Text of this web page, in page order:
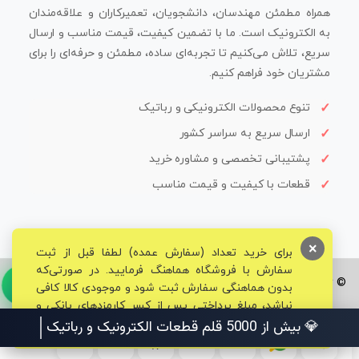
همراه مطمئن مهندسان، دانشجویان، تعمیرکاران و علاقه‌مندان
به الکترونیک است. ما با تضمین کیفیت، قیمت مناسب و ارسال
سریع، تلاش می‌کنیم تا تجربه‌ای ساده، مطمئن و حرفه‌ای را برای
مشتریان خود فراهم کنیم.
تنوع محصولات الکترونیکی و رباتیک
ارسال سریع به سراسر کشور
پشتیبانی تخصصی و مشاوره خرید
قطعات با کیفیت و قیمت مناسب
© تمامی حقوق برای فروشگاه تخصصی قم الکترونیک محفوظ می‌باشد.
برای خرید تعداد (سفارش عمده) لطفا قبل از ثبت
سفارش با فروشگاه هماهنگ فرمایید. در صورتی‌که
بدون هماهنگی سفارش ثبت شود و موجودی کالا کافی
نباشد، مبلغ پرداختی پس از کسر کارمزدهای بانکی و
مالیاتی به حساب شما بازگشت داده خواهد شد.
×
💎 بیش از 5000 قلم قطعات الکترونیک و رباتیک